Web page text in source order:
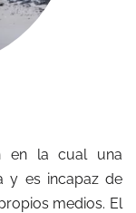
en la cual una
y es incapaz de
medios. El